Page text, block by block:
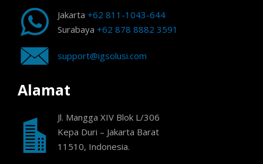
Jakarta +62 811-1043-644
Surabaya +62 878 8882 3591
support@igsolusi.com
Alamat
Jl. Mangga XIV Blok L/306
Kepa Duri – Jakarta Barat
11510, Indonesia.